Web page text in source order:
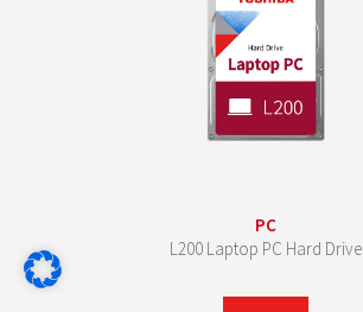
PC
L200 Laptop PC Hard Drive